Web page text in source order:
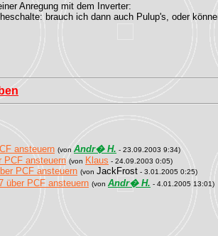
Anregung mit dem Inverter:
brauch ich dann auch Pulup's, oder
ansteuern (von Andr� H. - 23.09.2003 9:34)
PCF ansteuern (von Klaus - 24.09.2003 0:05)
PCF ansteuern (von JackFrost - 3.01.2005 0:25)
über PCF ansteuern (von Andr� H. - 4.01.2005 13:01)